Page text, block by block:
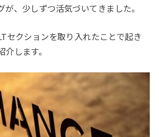
が、少しずつ活気づいてきました。
セクションを取り入れたことで起き
します。